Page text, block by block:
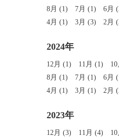
8月 (1)
7月 (1) 6月
4月 (1)
3月 (3) 2月
2024年
12月 (1) 11月 (1)
8月 (1)
7月 (1) 6月
4月 (1)
3月 (1) 2月
2023年
12月 (3) 11月 (4)